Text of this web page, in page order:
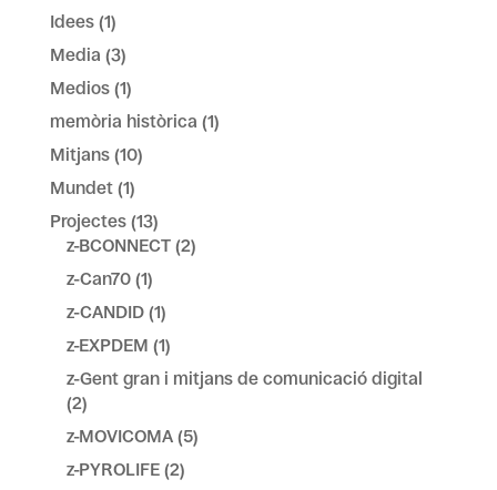
Idees(1)
Media (3)
Medios(1)
memòria històrica (1)
Mitjans(10)
Mundet(1)
Projectes(13)
z-BCONNECT(2)
z-Can70(1)
z-CANDID(1)
z-EXPDEM (1)
z-Gent gran i mitjans de comunicació digital
(2)
z-MOVICOMA(5)
z-PYROLIFE(2)